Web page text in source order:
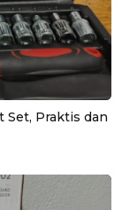
Set, Praktis dan